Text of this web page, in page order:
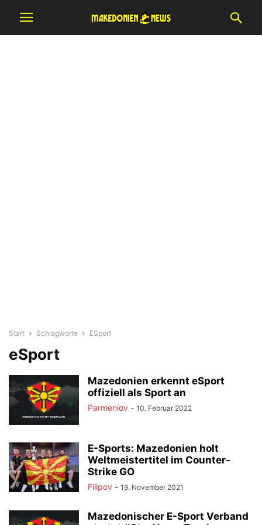
Start Schlagworte ESport
eSport
Mazedonien erkennt eSport
offiziell als Sport an
Parmeniov - 10. Februar 2022
E-Sports: Mazedonien holt
Weltmeistertitel im Counter-
Strike GO
Filipov - 19. November 2021
Mazedonischer E-Sport Verband